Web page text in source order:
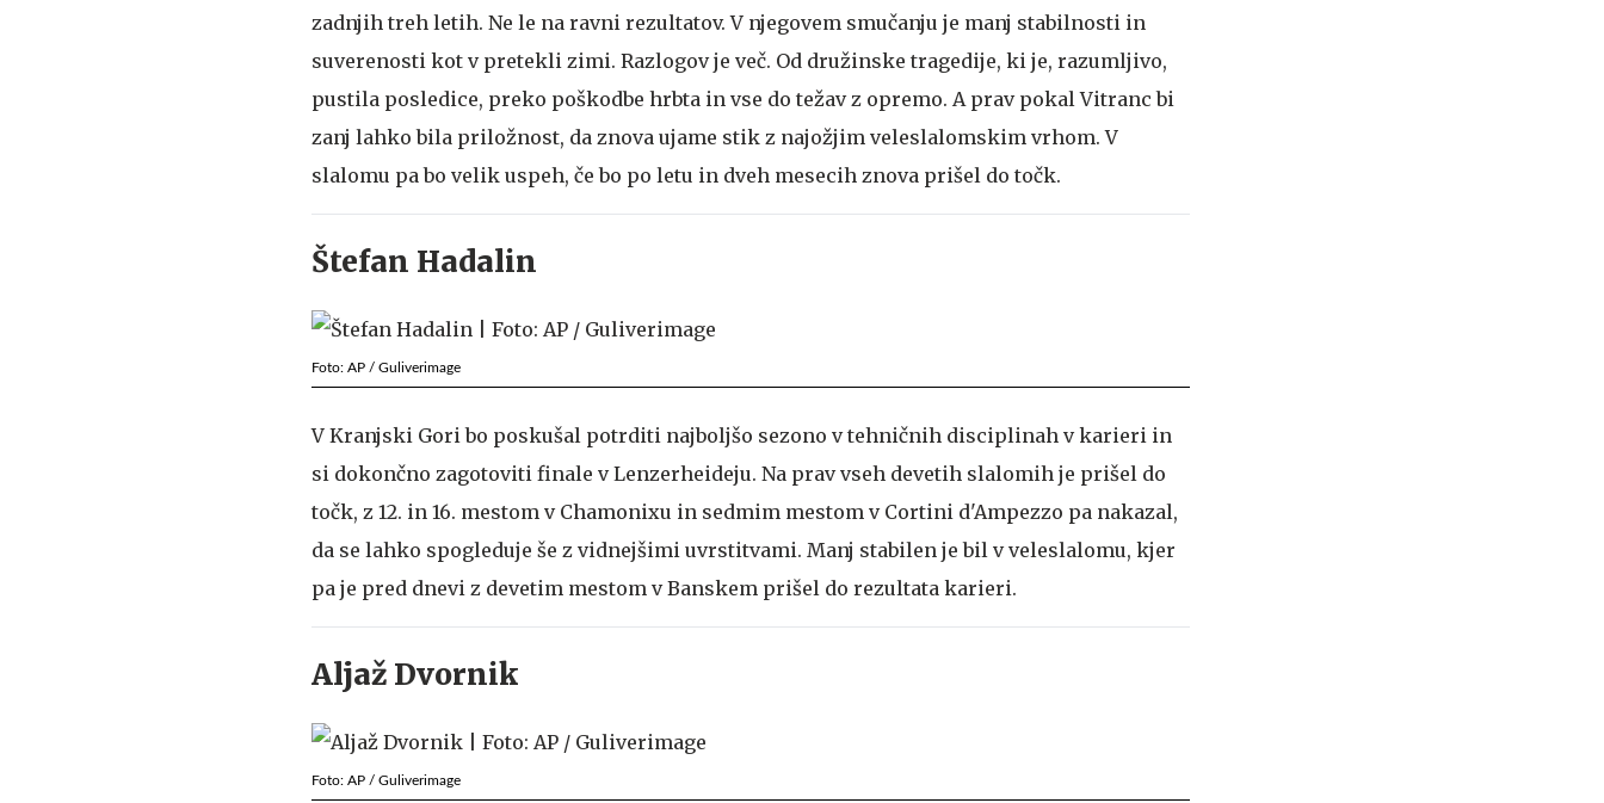
zadnjih treh letih. Ne le na ravni rezultatov. V njegovem smučanju je manj stabilnosti in
suverenosti kot v pretekli zimi. Razlogov je več. Od družinske tragedije, ki je, razumljivo,
pustila posledice, preko poškodbe hrbta in vse do težav z opremo. A prav pokal Vitranc bi
zanj lahko bila priložnost, da znova ujame stik z najožjim veleslalomskim vrhom. V
slalomu pa bo velik uspeh, če bo po letu in dveh mesecih znova prišel do točk.
Štefan Hadalin
Foto: AP / Guliverimage
V Kranjski Gori bo poskušal potrditi najboljšo sezono v tehničnih disciplinah v karieri in
si dokončno zagotoviti finale v Lenzerheideju. Na prav vseh devetih slalomih je prišel do
točk, z 12. in 16. mestom v Chamonixu in sedmim mestom v Cortini d'Ampezzo pa nakazal,
da se lahko spogleduje še z vidnejšimi uvrstitvami. Manj stabilen je bil v veleslalomu, kjer
pa je pred dnevi z devetim mestom v Banskem prišel do rezultata karieri.
Aljaž Dvornik
Foto: AP / Guliverimage